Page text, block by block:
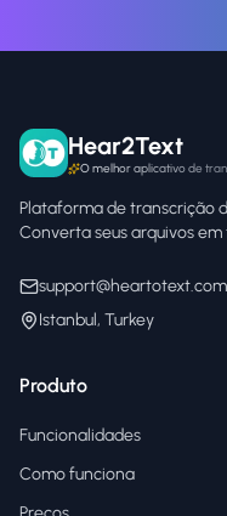
Hear2Text
O melhor aplicativo de
Plataforma de transcrição
Converta seus arquivos
support@heartotext.com
Istanbul, Turkey
Produto
Funcionalidades
Como funciona